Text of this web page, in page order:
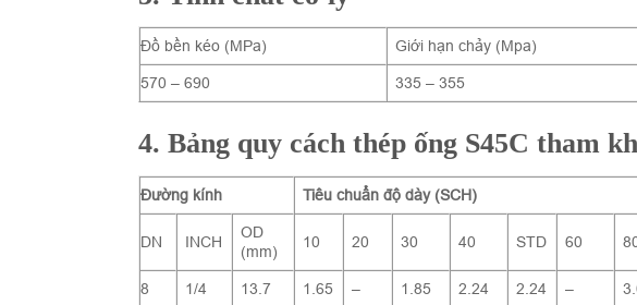
Đồ bền kéo (MPa) Giới hạn chảy (Mpa)
570 – 690 335 – 355
4. Bảng quy cách thép ống S45C tham
Đường kính Tiêu chuẩn độ dày (SCH)
DN INCH
OD
(mm)
10 20 30 40 STD 60
8 1/4 13.7 1.65 – 1.85 2.24 2.24 –